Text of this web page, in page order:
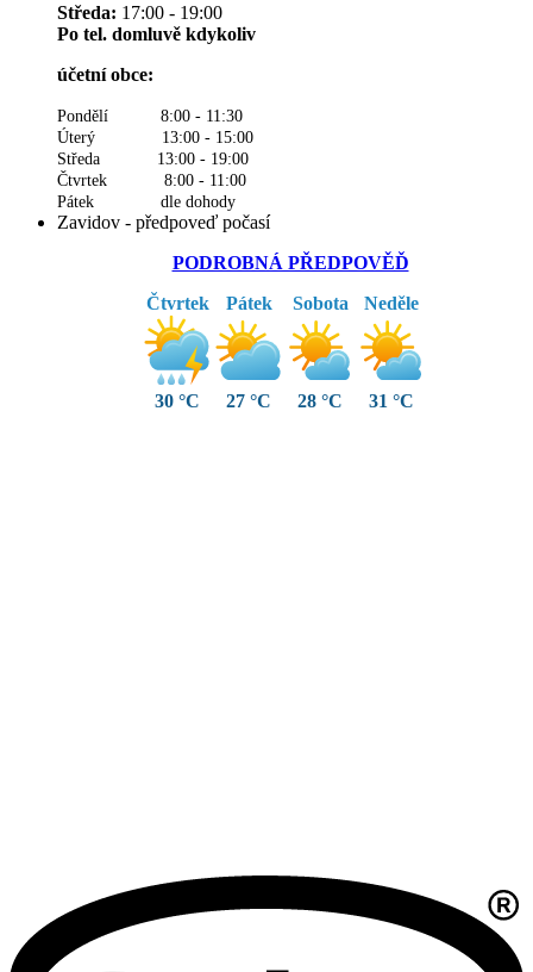
Středa: 17:00 - 19:00
Po tel. domluvě kdykoliv
účetní obce:
Pondělí 8:00 - 11:30
Úterý 13:00 - 15:00
Středa 13:00 - 19:00
Čtvrtek 8:00 - 11:00
Pátek dle dohody
Zavidov - předpoveď počasí
PODROBNÁ PŘEDPOVĚĎ
Čtvrtek
30 °C
Pátek
27 °C
Sobota
28 °C
Neděle
31 °C